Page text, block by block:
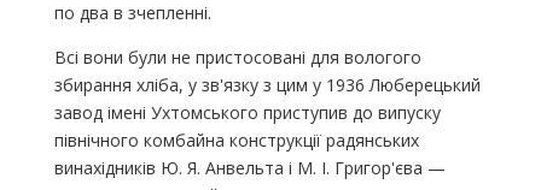
по два в зчепленні.
Всі вони були не пристосовані для вологого
збирання хліба, у зв'язку з цим у 1936 Люберецький
завод імені Ухтомського приступив до випуску
північного комбайна конструкції радянських
винахідників Ю. Я. Анвельта і М. І. Григор'єва —